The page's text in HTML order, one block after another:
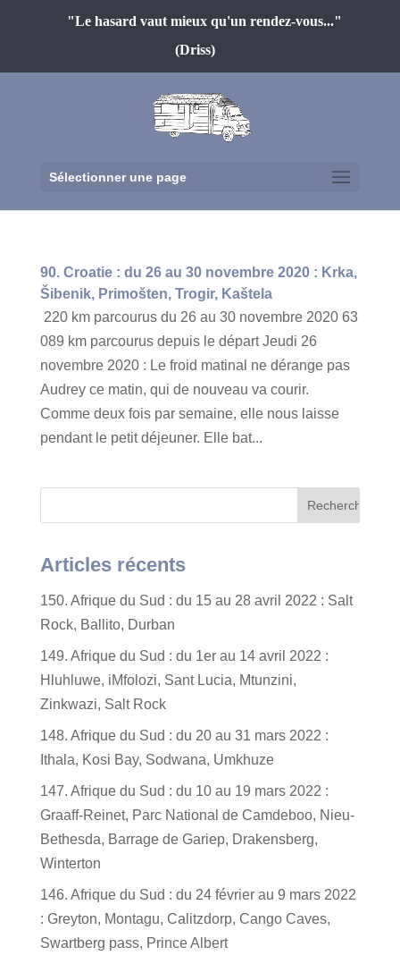
"Le hasard vaut mieux qu'un rendez-vous..."
(Driss)
Sélectionner une page
90. Croatie : du 26 au 30 novembre 2020 : Krka,
Šibenik, Primošten, Trogir, Kaštela
220 km parcourus du 26 au 30 novembre 2020 63
089 km parcourus depuis le départ Jeudi 26
novembre 2020 : Le froid matinal ne dérange pas
Audrey ce matin, qui de nouveau va courir.
Comme deux fois par semaine, elle nous laisse
pendant le petit déjeuner. Elle bat...
Articles récents
150. Afrique du Sud : du 15 au 28 avril 2022 : Salt
Rock, Ballito, Durban
149. Afrique du Sud : du 1er au 14 avril 2022 :
Hluhluwe, iMfolozi, Sant Lucia, Mtunzini,
Zinkwazi, Salt Rock
148. Afrique du Sud : du 20 au 31 mars 2022 :
Ithala, Kosi Bay, Sodwana, Umkhuze
147. Afrique du Sud : du 10 au 19 mars 2022 :
Graaff-Reinet, Parc National de Camdeboo, Nieu-
Bethesda, Barrage de Gariep, Drakensberg,
Winterton
146. Afrique du Sud : du 24 février au 9 mars 2022
: Greyton, Montagu, Calitzdorp, Cango Caves,
Swartberg pass, Prince Albert